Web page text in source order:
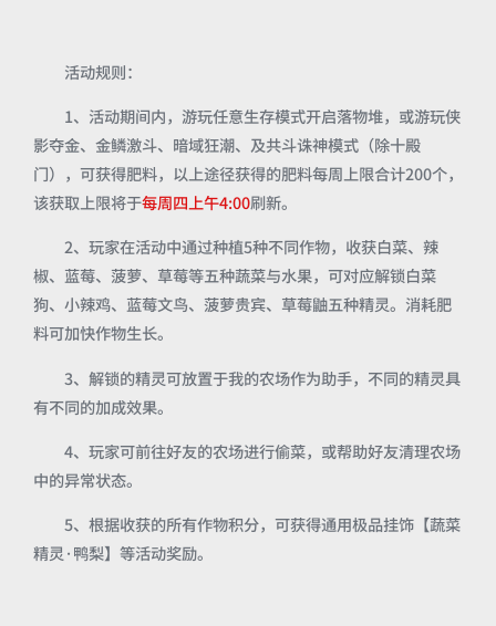
活动规则：
1、活动期间内，游玩任意生存模式开启落物堆，或游玩侠
影夺金、金鳞激斗、暗域狂潮、及共斗诛神模式（除十殿
门），可获得肥料，以上途径获得的肥料每周上限合计200个，
该获取上限将于每周四上午4:00刷新。
2、玩家在活动中通过种植5种不同作物，收获白菜、辣
椒、蓝莓、菠萝、草莓等五种蔬菜与水果，可对应解锁白菜
狗、小辣鸡、蓝莓文鸟、菠萝贵宾、草莓鼬五种精灵。消耗肥
料可加快作物生长。
3、解锁的精灵可放置于我的农场作为助手，不同的精灵具
有不同的加成效果。
4、玩家可前往好友的农场进行偷菜，或帮助好友清理农场
中的异常状态。
5、根据收获的所有作物积分，可获得通用极品挂饰【蔬菜
精灵·鸭梨】等活动奖励。